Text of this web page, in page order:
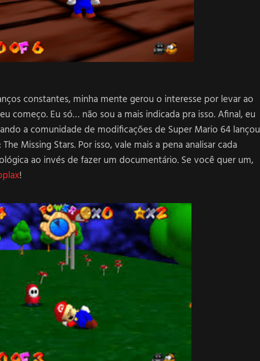
constantes, minha mente gerou o interesse por levar ao
começo. Eu só… não sou a mais indicada pra isso. Afinal, eu
a comunidade de modificações de Super Mario 64 lançou
Missing Stars. Por isso, vale mais a pena analisar cada
ao invés de fazer um documentário. Se você quer um,
!